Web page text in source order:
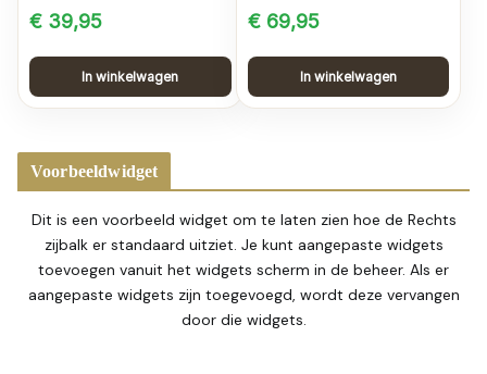
€ 39,95
In winkelwagen
€69,95
In winkelwagen
Voorbeeldwidget
Dit is een voorbeeld widget om te laten zien hoe de Rechts
zijbalk er standaard uitziet. Je kunt aangepaste widgets
toevoegen vanuit het widgets scherm in de beheer. Als er
aangepaste widgets zijn toegevoegd, wordt deze vervangen
door die widgets.